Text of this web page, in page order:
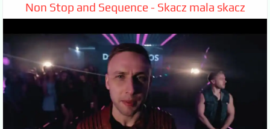
Non Stop and Sequence - Skacz mala skacz